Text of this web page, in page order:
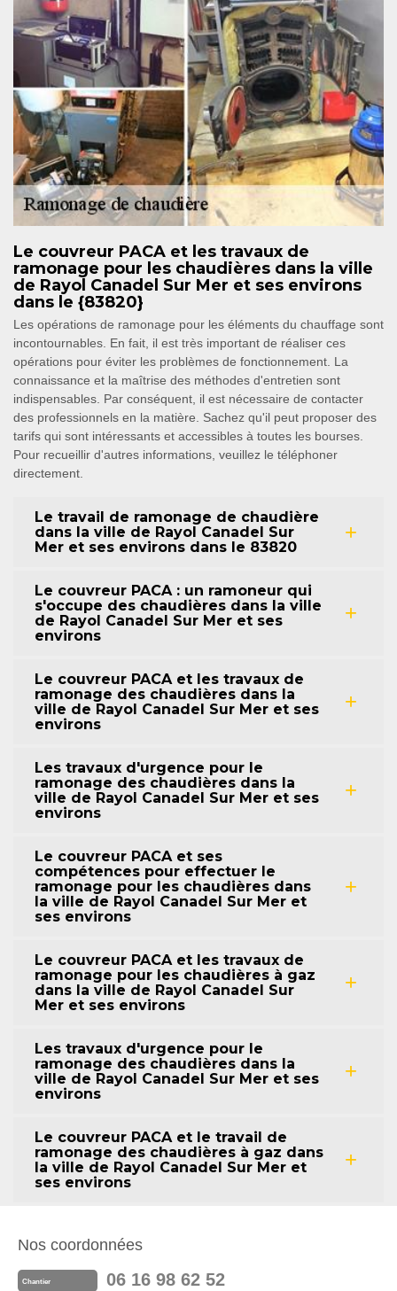
Le couvreur PACA et les travaux de
ramonage pour les chaudières dans la ville
de Rayol Canadel Sur Mer et ses environs
dans le {83820}
Les opérations de ramonage pour les éléments du chauffage sont
incontournables. En fait, il est très important de réaliser ces
opérations pour éviter les problèmes de fonctionnement. La
connaissance et la maîtrise des méthodes d'entretien sont
indispensables. Par conséquent, il est nécessaire de contacter
des professionnels en la matière. Sachez qu'il peut proposer des
tarifs qui sont intéressants et accessibles à toutes les bourses.
Pour recueillir d'autres informations, veuillez le téléphoner
directement.
Le travail de ramonage de chaudière
dans la ville de Rayol Canadel Sur
Mer et ses environs dans le 83820
Le couvreur PACA : un ramoneur qui
s'occupe des chaudières dans la ville
de Rayol Canadel Sur Mer et ses
environs
Le couvreur PACA et les travaux de
ramonage des chaudières dans la
ville de Rayol Canadel Sur Mer et ses
environs
Les travaux d'urgence pour le
ramonage des chaudières dans la
ville de Rayol Canadel Sur Mer et ses
environs
Le couvreur PACA et ses
compétences pour effectuer le
ramonage pour les chaudières dans
la ville de Rayol Canadel Sur Mer et
ses environs
Le couvreur PACA et les travaux de
ramonage pour les chaudières à gaz
dans la ville de Rayol Canadel Sur
Mer et ses environs
Les travaux d'urgence pour le
ramonage des chaudières dans la
ville de Rayol Canadel Sur Mer et ses
environs
Le couvreur PACA et le travail de
ramonage des chaudières à gaz dans
la ville de Rayol Canadel Sur Mer et
ses environs
Nos coordonnées
Chantier 06 16 98 62 52